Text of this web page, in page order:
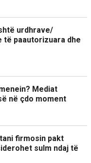
urdhrave/
të paautorizuara dhe
Mediat
në çdo moment
firmosin pakt
sulm ndaj të